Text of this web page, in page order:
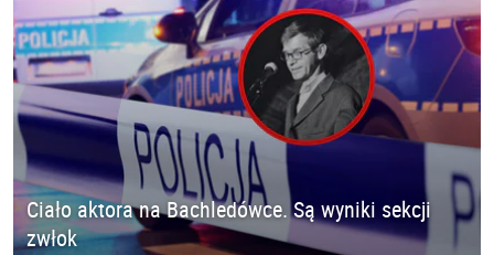
Ciało aktora na Bachledówce. Są wyniki sekcji
zwłok